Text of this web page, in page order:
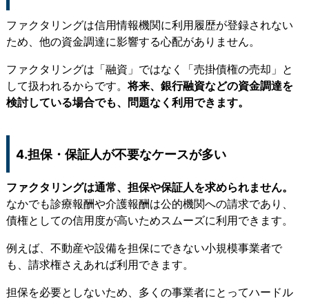
ファクタリングは信用情報機関に利用履歴が登録されない
ため、他の資金調達に影響する心配がありません。
ファクタリングは「融資」ではなく「売掛債権の売却」と
して扱われるからです。将来、銀行融資などの資金調達を
検討している場合でも、問題なく利用できます。
4.担保・保証人が不要なケースが多い
ファクタリングは通常、担保や保証人を求められません。
なかでも診療報酬や介護報酬は公的機関への請求であり、
債権としての信用度が高いためスムーズに利用できます。
例えば、不動産や設備を担保にできない小規模事業者で
も、請求権さえあれば利用できます。
担保を必要としないため、多くの事業者にとってハードル